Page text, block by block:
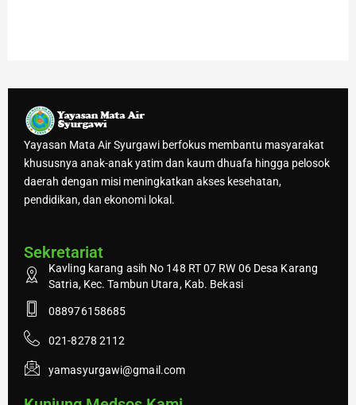
Yayasan Mata Air Syurgawi berfokus membantu masyarakat
khususnya anak-anak yatim dan kaum dhuafa hingga pelosok
daerah dengan misi meningkatkan akses kesehatan,
pendidikan, dan ekonomi lokal.
Sekretariat
Kavling karang asih No 148 RT 07 RW 06 Desa Karang
Satria, Kec. Tambun Utara, Kab. Bekasi
088976158685
021-8278 2112
yamasyurgawi@gmail.com